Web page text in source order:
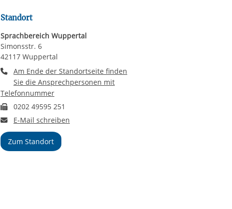
Standort
Sprachbereich Wuppertal
Simonsstr. 6
42117 Wuppertal
Telefonnummer
Am Ende der Standortseite finden
Sie die Ansprechpersonen mit
Telefonnummer
Faxnummer
0202 49595 251
E-Mail an Sprachbereich Wuppertal
E-Mail schreiben
Zum Standort